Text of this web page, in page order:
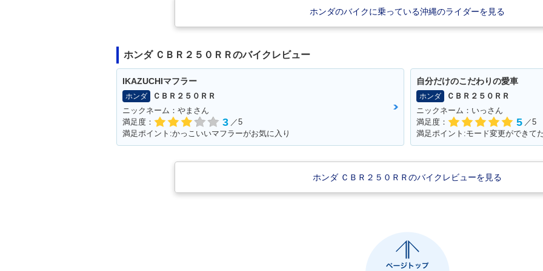
ホンダのバイクに乗っている沖縄のライダーを見る
ホンダ ＣＢＲ２５０ＲＲのバイクレビュー
IKAZUCHIマフラー
ホンダ
ＣＢＲ２５０ＲＲ
ニックネーム：やまさん
満足度：
3 ／5
満足ポイント:かっこいいマフラーがお気に入り
自分だけのこだわりの愛車
ホンダ
ＣＢＲ２５０ＲＲ
ニックネーム：いっさん
満足度：
5 ／5
満足ポイント:モード変更ができて
ホンダ ＣＢＲ２５０ＲＲのバイクレビューを見る